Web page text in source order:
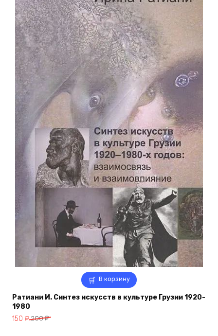
В корзину
Ратиани И. Синтез искусств в культуре Грузии 1920-
1980
200₽
Первоначальная
150 ₽
Текущая